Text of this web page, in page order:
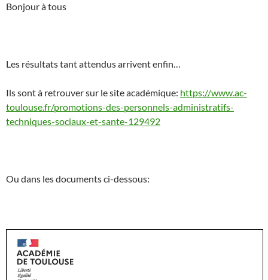
Bonjour à tous
Les résultats tant attendus arrivent enfin…
Ils sont à retrouver sur le site académique: https://www.ac-
toulouse.fr/promotions-des-personnels-administratifs-
techniques-sociaux-et-sante-129492
Ou dans les documents ci-dessous: